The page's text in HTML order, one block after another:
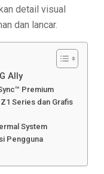
detail visual
dan lancar.
Ally
Premium
Series dan Grafis
System
Pengguna